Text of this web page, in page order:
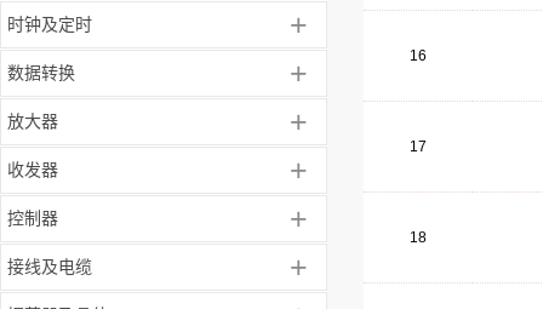
时钟及定时 +
数据转换 +
放大器 +
收发器 +
控制器 +
接线及电缆 +
16
17
18